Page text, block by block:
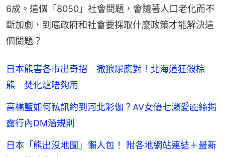
6成。這個「8050」社會問題，會隨著人口老化而不
斷加劇，到底政府和社會要採取什麼政策才能解決這
個問題？
日本熊害各市出奇招 撒狼尿應對！北海道狂殺棕
熊 焚化爐唔夠用
高橋藍如何私訊約到河北彩伽？AV女優七瀨愛麗絲揭
露行內DM潛規則
日本「熊出沒地圖」懶人包！ 附各地網站連結＋最新